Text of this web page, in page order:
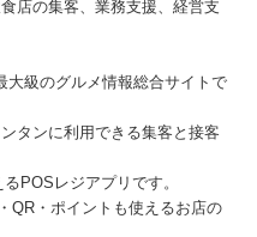
店の集客、業務支援、経営支
大級のグルメ情報総合サイトで
タンに利用できる集客と接客
POSレジアプリです。
QR・ポイントも使えるお店の